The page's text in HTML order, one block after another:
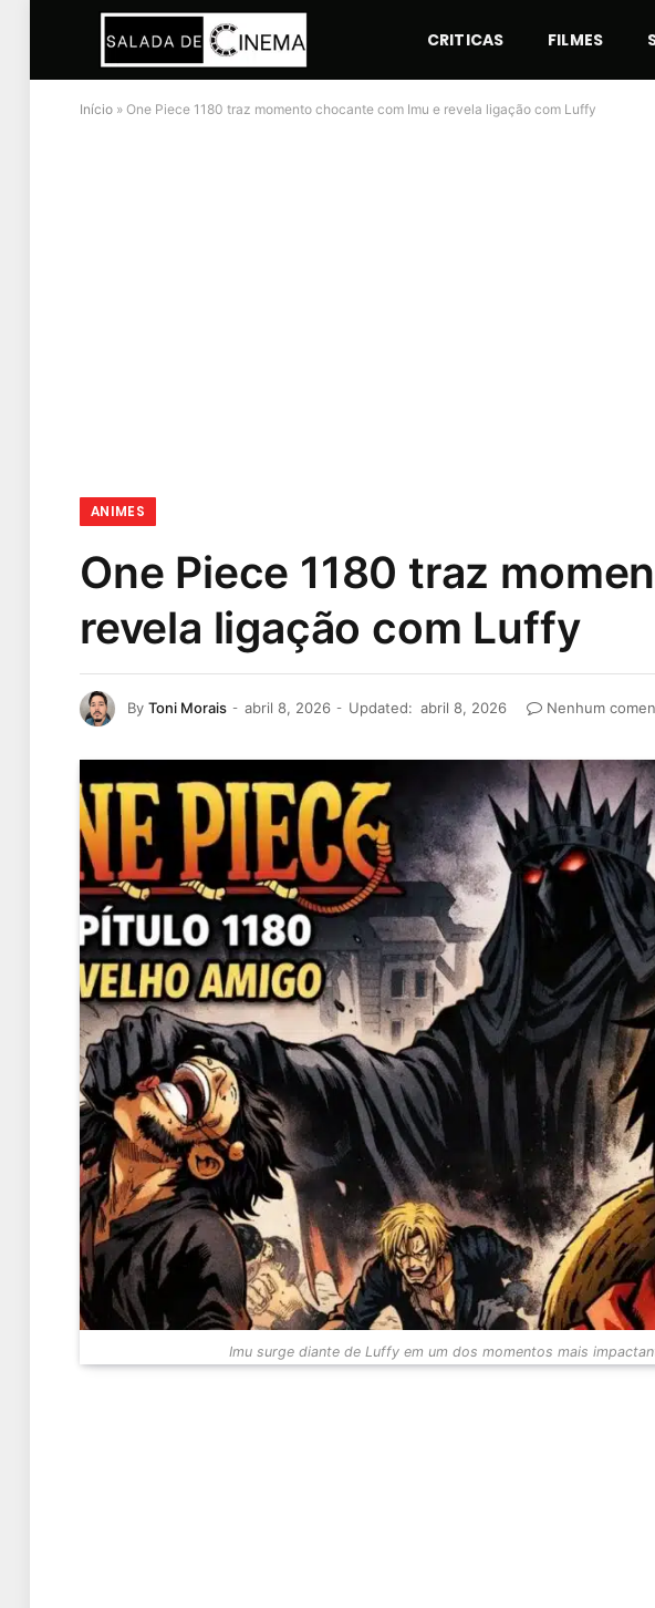
CRITICAS FILMES
Início » One Piece 1180 traz momento chocante com Imu e revela ligação com Luffy
ANIMES
One Piece 1180 traz
revela ligação com Luffy
By Toni Morais abril 8, 2026 Updated: abril 8, 2026 Nenhum
Imu surge diante de Luffy em um dos momentos mais